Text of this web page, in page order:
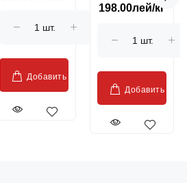
Moldovenesc"
Добавить
гриль, кг
198.00лей/кг
Добавить